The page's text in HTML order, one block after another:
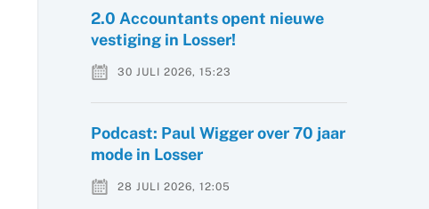
2.0 Accountants opent nieuwe
vestiging in Losser!
30 JULI 2026, 15:23
Podcast: Paul Wigger over 70 jaar
mode in Losser
28 JULI 2026, 12:05